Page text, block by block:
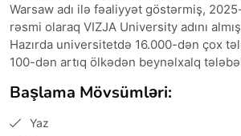
Warsaw adı ilə fəaliyyət göstərmiş,
rəsmi olaraq VIZJA University adını
Hazırda universitetdə 16.000-dən çox
100-dən artıq ölkədən beynəlxalq
Başlama Mövsümləri:
Yaz